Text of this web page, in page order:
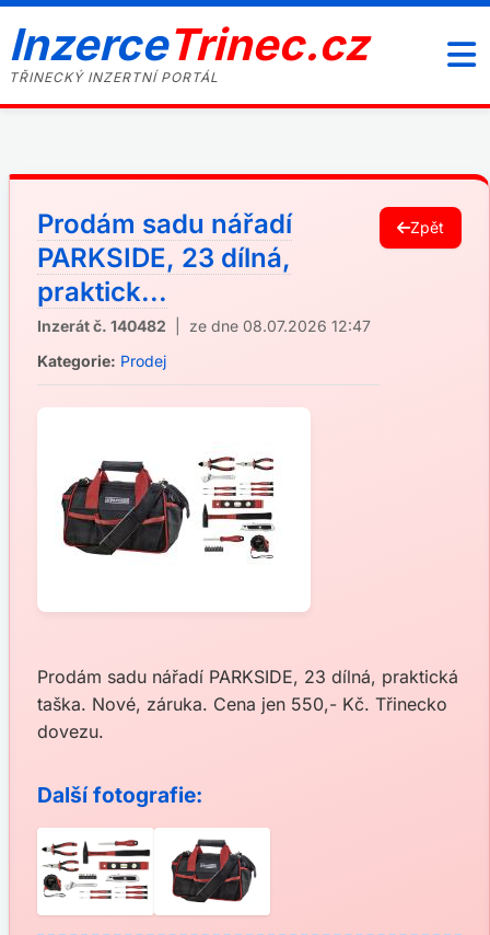
InzerceTrinec.cz
TŘINECKÝ INZERTNÍ PORTÁL
Prodám sadu nářadí
PARKSIDE, 23 dílná,
praktick...
Inzerát č. 140482 | ze dne 08.07.2026 12:47
Kategorie: Prodej
Zpět
Prodám sadu nářadí PARKSIDE, 23 dílná, praktická
taška. Nové, záruka. Cena jen 550,- Kč. Třinecko
dovezu.
Další fotografie: